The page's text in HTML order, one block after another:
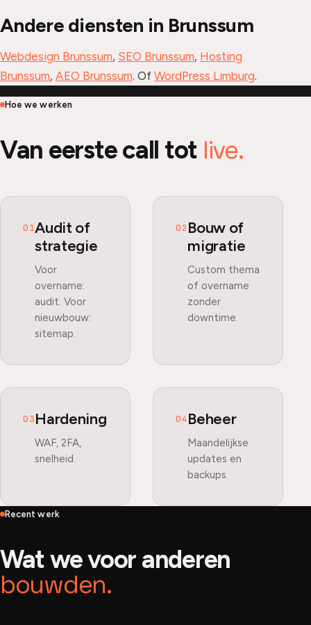
Andere diensten in Brunssum
Webdesign Brunssum, SEO Brunssum, Hosting
Brunssum, AEO Brunssum. Of WordPress Limburg.
Hoe we werken
Van eerste call tot live.
01Audit of
strategie
Voor
overname:
audit. Voor
nieuwbouw:
sitemap.
02 Bouw of
migratie
Custom thema
of overname
zonder
downtime.
03Hardening
WAF, 2FA,
snelheid.
04 Beheer
Maandelijkse
updates en
backups.
Recent werk
Wat we voor anderen
bouwden.